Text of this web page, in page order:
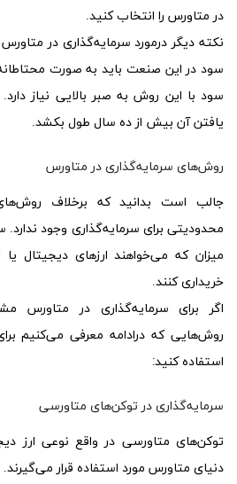
در متاورس را انتخاب کنید.
نکته دیگر درمورد سرمایه‌گذاری در
سود در این صنعت باید به صورت
سود با این روش به صبر بالایی نیاز
یافتن آن بیش از ده سال طول بکشد.
روش‌های سرمایه‌گذاری در متاورس
جالب است بدانید که برخلاف
محدودیتی برای سرمایه‌گذاری وجود ندارد.
میزان که می‌خواهند ارزهای دیجیتال
خریداری کنند.
اگر برای سرمایه‌گذاری در متاورس
روش‌هایی که درادامه معرفی می‌کنیم
استفاده کنید:
سرمایه‌گذاری در توکن‌های متاورسی
توکن‌های متاورسی در واقع نوعی ارز
دنیای متاورس مورد استفاده قرار